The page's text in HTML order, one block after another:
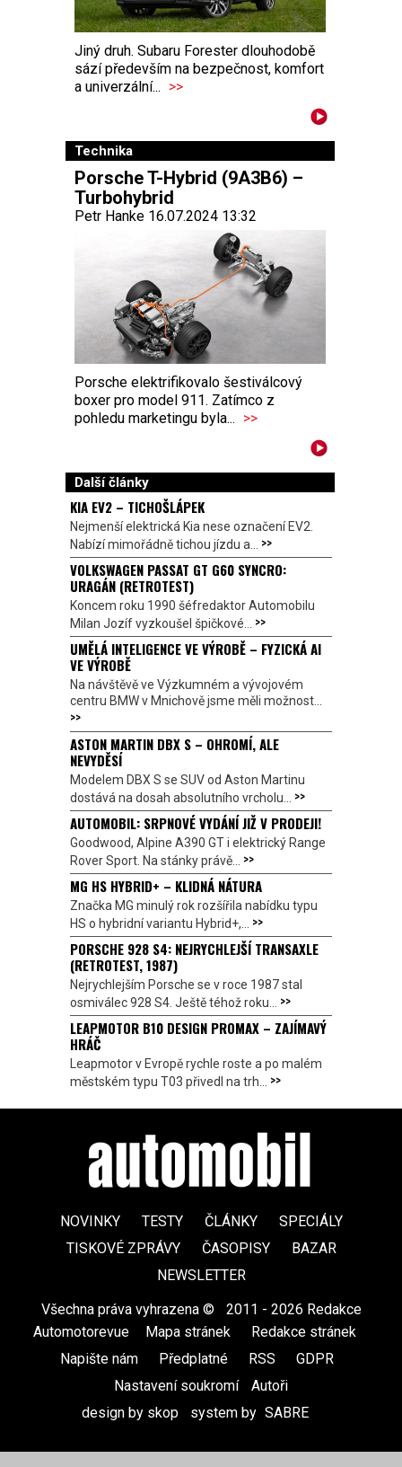
Jiný druh. Subaru Forester dlouhodobě
sází především na bezpečnost, komfort
a univerzální... >>
Technika
Porsche T-Hybrid (9A3B6) –
Turbohybrid
Petr Hanke 16.07.2024 13:32
Porsche elektrifikovalo šestiválcový
boxer pro model 911. Zatímco z
pohledu marketingu byla... >>
Další články
KIA EV2 – TICHOŠLÁPEK
Nejmenší elektrická Kia nese označení EV2.
Nabízí mimořádně tichou jízdu a... >>
VOLKSWAGEN PASSAT GT G60 SYNCRO:
URAGÁN (RETROTEST)
Koncem roku 1990 šéfredaktor Automobilu
Milan Jozíf vyzkoušel špičkové... >>
UMĚLÁ INTELIGENCE VE VÝROBĚ – FYZICKÁ AI
VE VÝROBĚ
Na návštěvě ve Výzkumném a vývojovém
centru BMW v Mnichově jsme měli možnost...
>>
ASTON MARTIN DBX S – OHROMÍ, ALE
NEVYDĚSÍ
Modelem DBX S se SUV od Aston Martinu
dostává na dosah absolutního vrcholu... >>
AUTOMOBIL: SRPNOVÉ VYDÁNÍ JIŽ V PRODEJI!
Goodwood, Alpine A390 GT i elektrický Range
Rover Sport. Na stánky právě... >>
MG HS HYBRID+ – KLIDNÁ NÁTURA
Značka MG minulý rok rozšířila nabídku typu
HS o hybridní variantu Hybrid+,... >>
PORSCHE 928 S4: NEJRYCHLEJŠÍ TRANSAXLE
(RETROTEST, 1987)
Nejrychlejším Porsche se v roce 1987 stal
osmiválec 928 S4. Ještě téhož roku... >>
LEAPMOTOR B10 DESIGN PROMAX – ZAJÍMAVÝ
HRÁČ
Leapmotor v Evropě rychle roste a po malém
městském typu T03 přivedl na trh... >>
NOVINKY TESTY ČLÁNKY
SPECIÁLY
TISKOVÉ ZPRÁVY
ČASOPISY
BAZAR
NEWSLETTER
Všechna práva vyhrazena ©
2011 - 2026 Redakce
Automotorevue
Mapa stránek Redakce stránek
Napište nám
Předplatné RSS GDPR
Nastavení soukromí
Autoři
design by skop
system by SABRE